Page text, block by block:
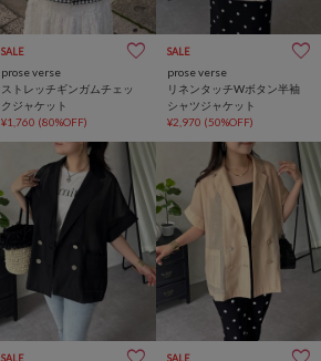
SALE
prose verse
ストレッチギンガムチェッ
クジャケット
¥1,760 (80%OFF)
SALE
prose verse
リネンタッチWボタン半袖
シャツジャケット
¥2,970 (50%OFF)
SALE SALE